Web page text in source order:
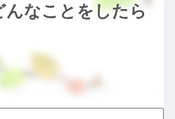
なことをしたら